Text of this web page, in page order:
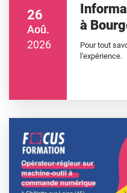
26
Aoû.
2026
à
Pour tout
l'expérience.